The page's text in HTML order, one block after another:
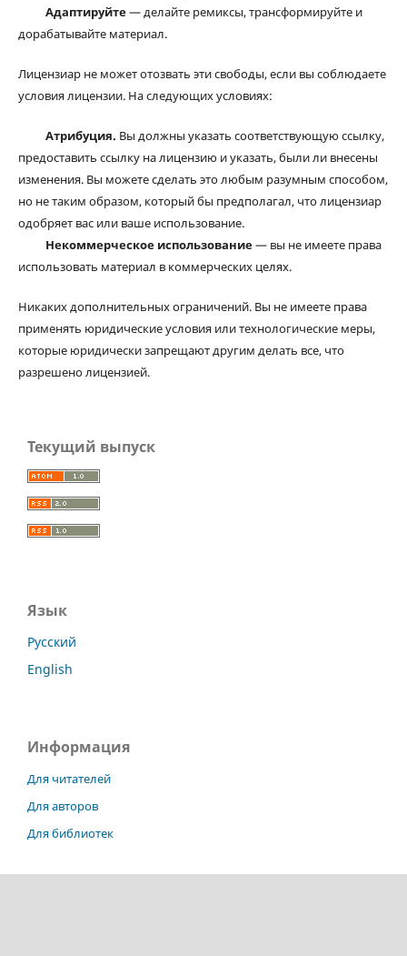
Адаптируйте— делайте ремиксы, трансформируйте и
дорабатывайте материал.
Лицензиар не может отозвать эти свободы, если вы соблюдаете
условия лицензии. На следующих условиях:
Атрибуция. Вы должны указать соответствующую ссылку,
предоставить ссылку на лицензию и указать, были ли внесены
изменения. Вы можете сделать это любым разумным способом,
но не таким образом, который бы предполагал, что лицензиар
одобряет вас или ваше использование.
Некоммерческое использование— вы не имеете права
использовать материал в коммерческих целях.
Никаких дополнительных ограничений. Вы не имеете права
применять юридические условия или технологические меры,
которые юридически запрещают другим делать все, что
разрешено лицензией.
Текущий выпуск
Язык
Русский
English
Информация
Для читателей
Для авторов
Для библиотек